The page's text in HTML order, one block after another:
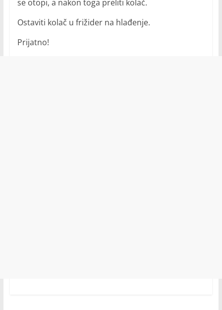
se otopi, a nakon toga preliti kolač.
Ostaviti kolač u frižider na hlađenje.
Prijatno!